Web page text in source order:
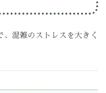
混雑のストレスを大きく